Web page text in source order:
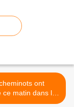
ont
matin dans les
rues du Mans >